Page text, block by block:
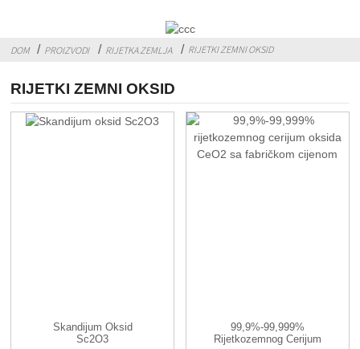
DOM PROIZVODI RIJETKA ZEMLJA RIJETKI ZEMNI OKSID
RIJETKI ZEMNI OKSID
Skandijum Oksid
Sc2O3
99,9%-99,999%
Rijetkozemnog Cerijum